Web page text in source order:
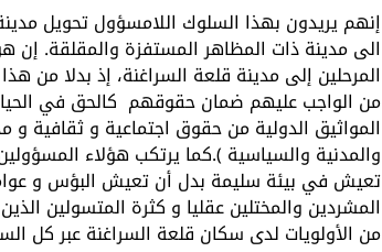
إنهم يريدون بهذا السلوك اللامسؤول تحويل
الى مدينة ذات المظاهر المستفزة والمقلقة. إن
المرحلين إلى مدينة قلعة السراغنة، إذ بدلا من
من الواجب عليهم ضمان حقوقهم كالحق في
المواثيق الدولية من حقوق اجتماعية و ثقافية و
والمدنية والسياسية ).كما يرتكب هؤلاء
تعيش في بيئة سليمة بدل أن تعيش البؤس و
المشردين والمختلين عقليا و كثرة المتسولين
من الأولويات لدى سكان قلعة السراغنة عبر كل